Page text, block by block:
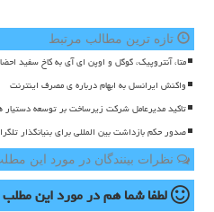
تازه ترین مطالب مرتبط
متا، آنتروپیک، گوگل و اوپن ای آی به کاخ سفید
واکنش ایرانسل به ابهام درباره ی مصرف اینترنت
تاکید مدیرعامل شرکت زیرساخت بر توسعه
صدور حکم بازداشت بین المللی برای بنیانگذار
نظرات بینندگان در مورد این
لطفا شما همدر مورد این مطلب